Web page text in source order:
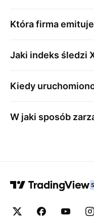
Która firma emituje
Jaki indeks śledzi
Kiedy
W jaki sposób